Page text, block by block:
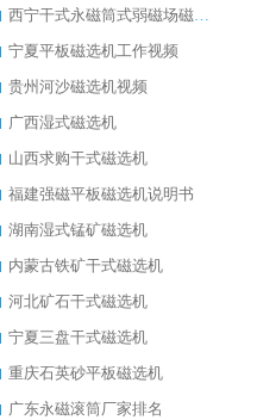
西宁干式永磁筒式弱磁场磁选机结构图
宁夏平板磁选机工作视频
贵州河沙磁选机视频
广西湿式磁选机
山西求购干式磁选机
福建强磁平板磁选机说明书
湖南湿式锰矿磁选机
内蒙古铁矿干式磁选机
河北矿石干式磁选机
宁夏三盘干式磁选机
重庆石英砂平板磁选机
广东永磁滚筒厂家排名